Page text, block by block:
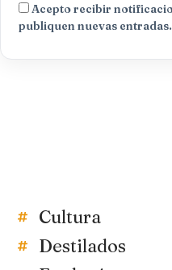
Acepto recibir
publiquen nuevas entradas.
Cultura
Destilados